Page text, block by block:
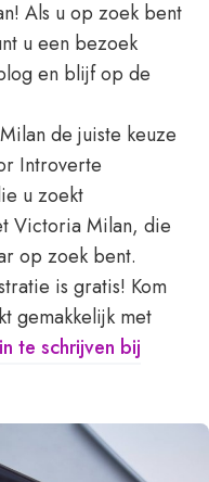
Als u op zoek bent
u een bezoek
en blijf op de
de juiste keuze
Introverte
u zoekt
Victoria Milan, die
op zoek bent.
is gratis! Kom
gemakkelijk met
te schrijven bij